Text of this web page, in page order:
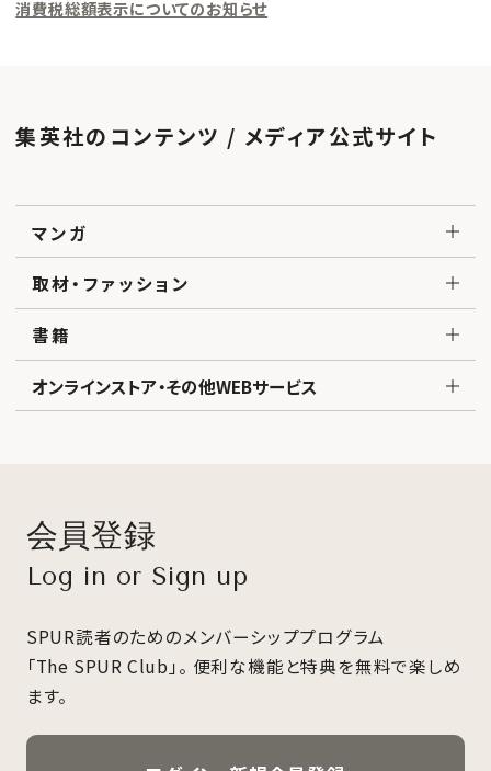
消費税総額表示についてのお知らせ
集英社のコンテンツ / メディア公式サイト
マンガ
取材・ファッション
書籍
オンラインストア・その他WEBサービス
会員登録
Log in or Sign up
SPUR読者のためのメンバーシッププログラム
「The SPUR Club」。 便利な機能と特典を無料で楽しめ
ます。